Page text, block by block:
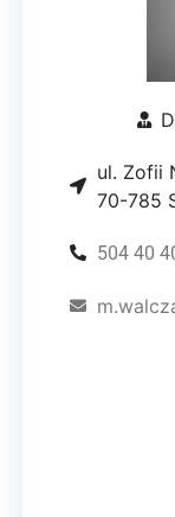
ul. Zofii
70-785
504 40